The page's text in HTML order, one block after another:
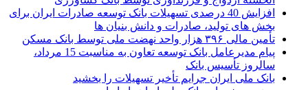
افزایش 40 درصدی تسهیلات بانک توسعه صادرات ایران برای
بخش های تولید، صادرات و دانش بنیان ها
تأمین مالی ۳۹۶ هزار واحد نهضت ملی توسط بانک مسکن
پیام مدیرعامل بانک توسعه تعاون به مناسبت 15 مرداد،
سالروز تأسیس بانک
بانک ملی ایران جرایم تأخیر تسهیلات را بخشید